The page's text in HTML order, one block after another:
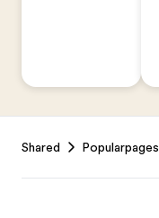
Shared Popularpages